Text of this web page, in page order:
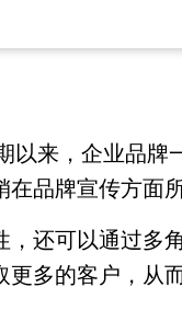
以来，企业品
品牌宣传方面
还可以通过
多的客户，从